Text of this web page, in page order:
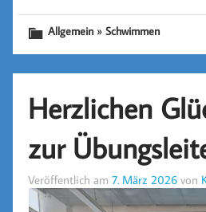
Allgemein »Schwimmen
Herzlichen
zur
Veröffentlich am7. März 2026 von